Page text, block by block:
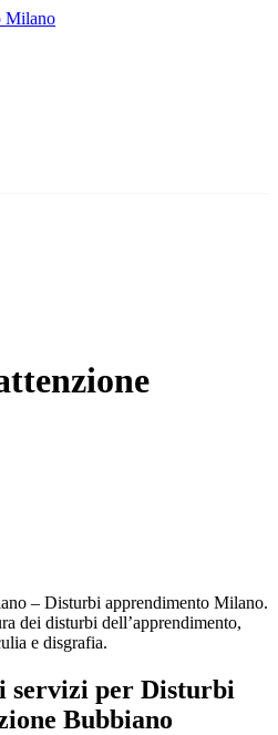
– Disturbi apprendimento Milano.
dei disturbi dell’apprendimento,
e disgrafia.
servizi per Disturbi
Bubbiano